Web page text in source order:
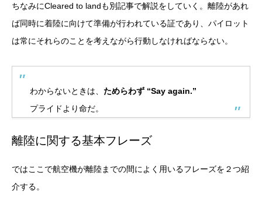
ちなみにCleared to landも別記事で解説をしていく。離陸があれ
ば同時に着陸に向けて準備が行われている証であり、パイロット
は常にそれらのことを考えながら行動しなければならない。
わからないときは、 ためらわず “Say again.”
プライドより命だ。
離陸に関する基本フレーズ
ではここで航空機が離陸までの間によく用いるフレーズを２つ紹
介する。